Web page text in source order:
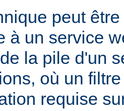
peut
à un service
la pile d'un
où un
requise